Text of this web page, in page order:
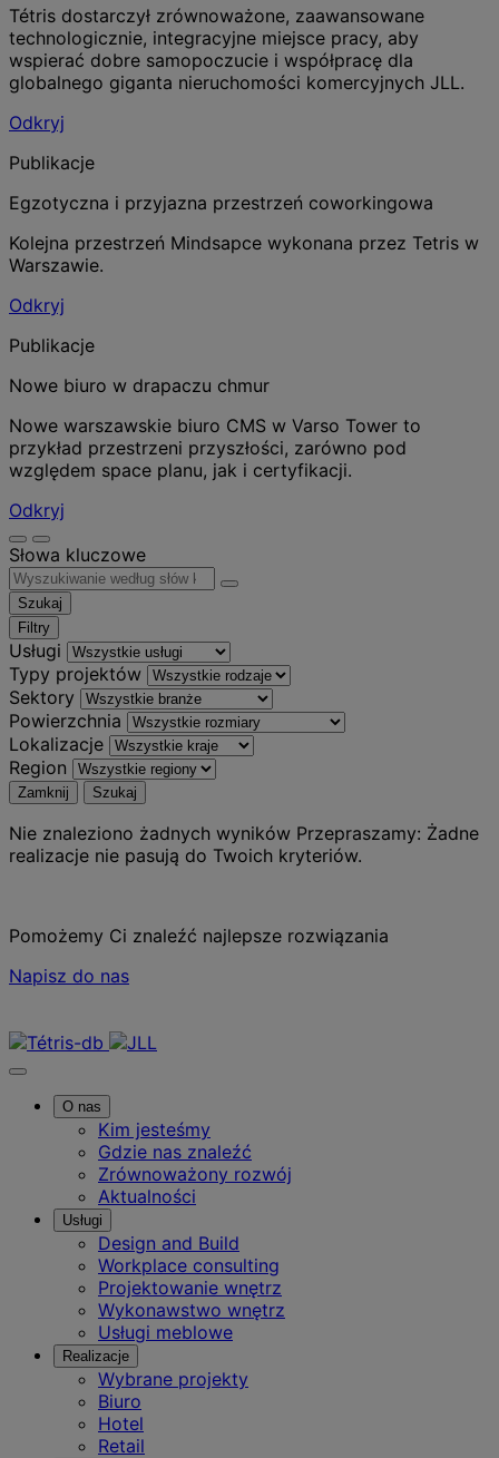
Tétris dostarczył zrównoważone, zaawansowane
technologicznie, integracyjne miejsce pracy, aby
wspierać dobre samopoczucie i współpracę dla
globalnego giganta nieruchomości komercyjnych JLL.
Odkryj
Publikacje
Egzotyczna i przyjazna przestrzeń coworkingowa
Kolejna przestrzeń Mindsapce wykonana przez Tetris w
Warszawie.
Odkryj
Publikacje
Nowe biuro w drapaczu chmur
Nowe warszawskie biuro CMS w Varso Tower to
przykład przestrzeni przyszłości, zarówno pod
względem space planu, jak i certyfikacji.
Odkryj
Słowa kluczowe
Szukaj
Filtry
Usługi
Typy projektów
Sektory
Powierzchnia
Lokalizacje
Region
Zamknij Szukaj
Nie znaleziono żadnych wyników Przepraszamy: Żadne
realizacje nie pasują do Twoich kryteriów.
Pomożemy Ci znaleźć najlepsze rozwiązania
Napisz do nas
O nas
Kim jesteśmy
Gdzie nas znaleźć
Zrównoważony rozwój
Aktualności
Usługi
Design and Build
Workplace consulting
Projektowanie wnętrz
Wykonawstwo wnętrz
Usługi meblowe
Realizacje
Wybrane projekty
Biuro
Hotel
Retail